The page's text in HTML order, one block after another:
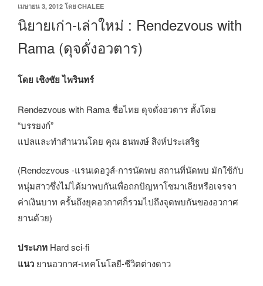
เขียน
ที่
เมษายน 3, 2012 โดย CHALEE
นิยายเก่า-เล่าใหม่ : Rendezvous with
Rama (ดุจดั่งอวตาร)
โดย เชิงชัย ไพรินทร์
Rendezvous with Rama ชื่อไทย ดุจดั่งอวตาร ตั้งโดย
“บรรยงก์”
แปลและทำสำนวนโดย คุณ ธนพงษ์ สิงห์ประเสริฐ
(Rendezvous -แรนเดอวูส์-การนัดพบ สถานที่นัดพบ มักใช้กับ
หนุ่มสาวซึ่งไม่ได้มาพบกันเพื่อถกปัญหาโซมาเลียหรือเจรจา
ค่าเงินบาท ครั้นถึงยุคอวกาศก็รวมไปถึงจุดพบกันของอวกาศ
ยานด้วย)
ประเภท Hard sci-fi
แนว ยานอวกาศ-เทคโนโลยี-ชีวิตต่างดาว